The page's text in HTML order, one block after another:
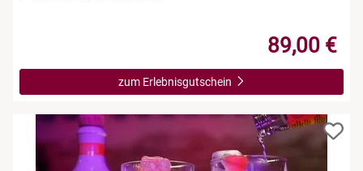
89,00 €
zum Erlebnisgutschein